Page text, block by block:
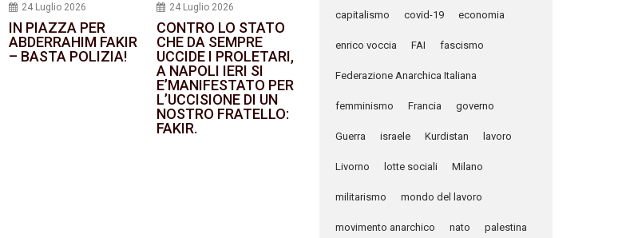
24 Luglio 2026
IN PIAZZA PER
ABDERRAHIM FAKIR
– BASTA POLIZIA!
24 Luglio 2026
CONTRO LO STATO
CHE DA SEMPRE
UCCIDE I PROLETARI,
A NAPOLI IERI SI
E’MANIFESTATO PER
L’UCCISIONE DI UN
NOSTRO FRATELLO:
FAKIR.
capitalismo covid-19 economia
enrico voccia FAI fascismo
Federazione Anarchica Italiana
femminismo Francia governo
Guerra israele Kurdistan lavoro
Livorno lotte sociali Milano
militarismo mondo del lavoro
movimento anarchico nato palestina